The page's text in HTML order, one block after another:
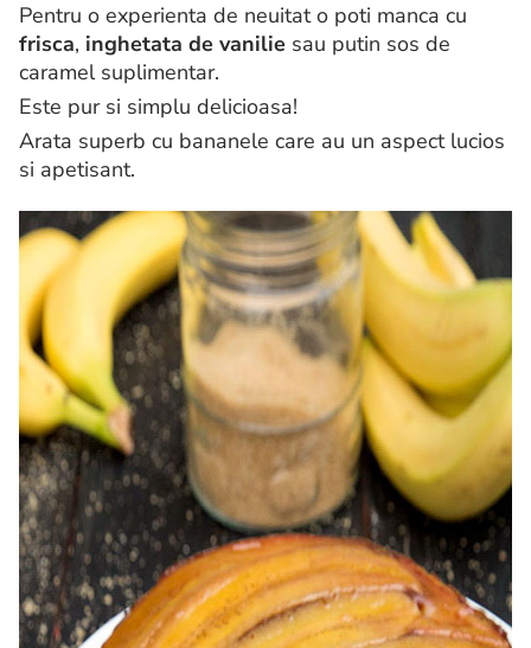
Pentru o experienta de neuitat o poti manca cu
frisca, inghetata de vanilie sau putin sos de
caramel suplimentar.
Este pur si simplu delicioasa!
Arata superb cu bananele care au un aspect lucios
si apetisant.